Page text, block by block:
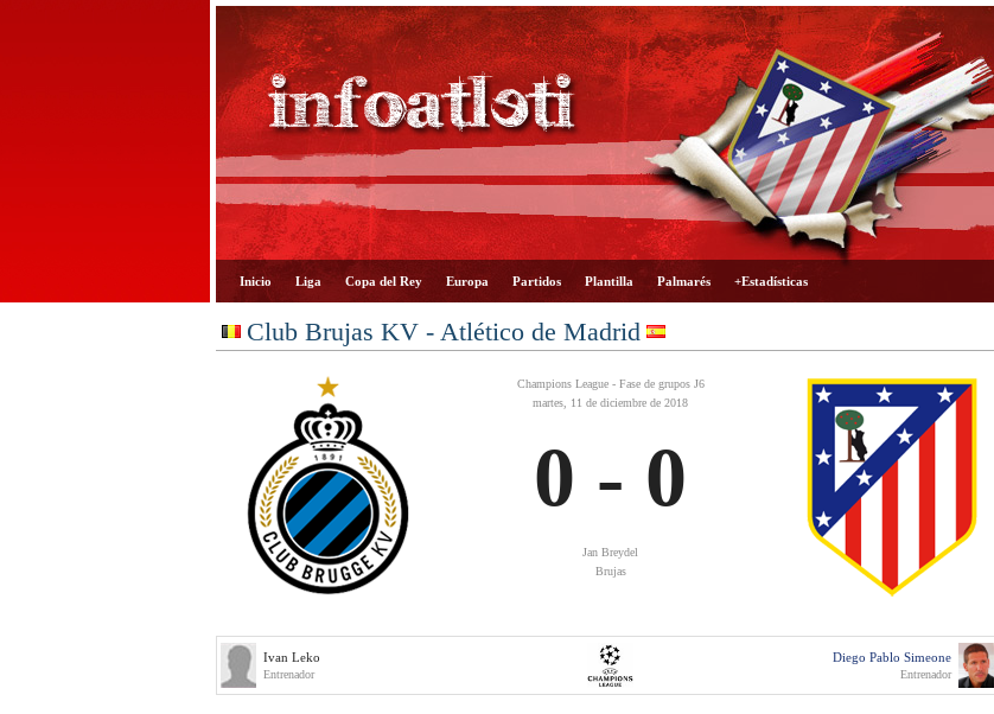
Inicio Liga Copa del Rey Europa Partidos Plantilla Palmarés +Estadísticas
Club Brujas KV - Atlético de Madrid
Champions League - Fase de grupos J6
martes, 11 de diciembre de 2018
0 - 0
Jan Breydel
Brujas
Ivan Leko
Entrenador
Diego Pablo Simeone
Entrenador